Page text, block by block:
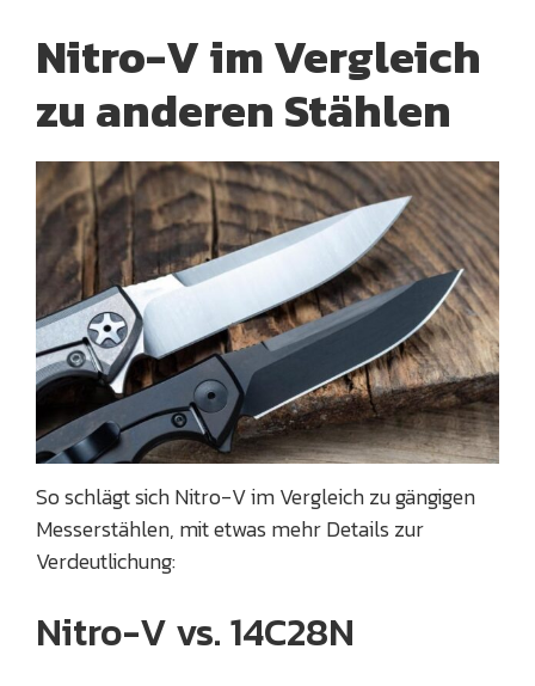
Nitro-V im Vergleich
zu anderen Stählen
So schlägt sich Nitro-V im Vergleich zu gängigen
Messerstählen, mit etwas mehr Details zur
Verdeutlichung:
Nitro-V vs. 14C28N